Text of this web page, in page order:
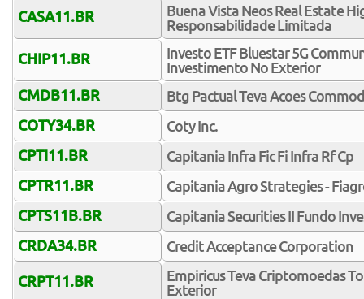
CASA11.BR
Buena Vista Neos Real Estate
Responsabilidade Limitada
CHIP11.BR
Investo ETF Bluestar 5G
Investimento No Exterior
CMDB11.BR
Btg Pactual Teva Acoes
COTY34.BR
Coty Inc.
CPTI11.BR
Capitania Infra Fic Fi Infra Rf Cp
CPTR11.BR
Capitania Agro Strategies -
CPTS11B.BR
Capitania Securities II Fundo
CRDA34.BR
Credit Acceptance Corporation
CRPT11.BR
Empiricus Teva Criptomoedas
Exterior